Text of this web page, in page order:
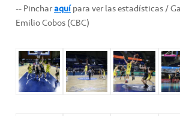
-- Pincharaquípara ver las estadísticas /
Emilio Cobos (CBC)